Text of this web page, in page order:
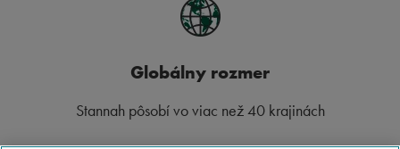
Globálny rozmer
Stannah pôsobí vo viac než 40 krajinách